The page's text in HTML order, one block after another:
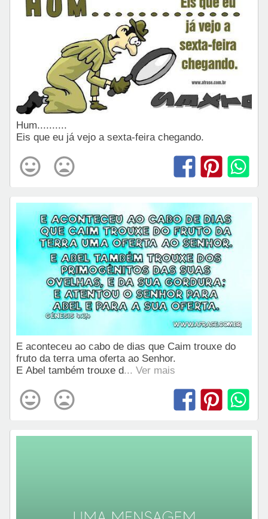
Hum..........
Eis que eu já vejo a sexta-feira chegando.
E aconteceu ao cabo de dias que Caim trouxe do
fruto da terra uma oferta ao Senhor.
E Abel também trouxe d... Ver mais